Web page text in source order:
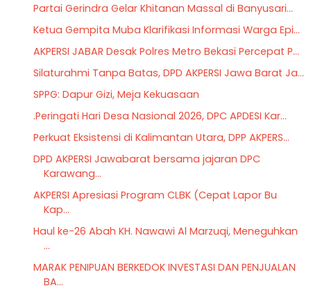
Partai Gerindra Gelar Khitanan Massal di Banyusari...
Ketua Gempita Muba Klarifikasi Informasi Warga Epi...
AKPERSI JABAR Desak Polres Metro Bekasi Percepat P...
Silaturahmi Tanpa Batas, DPD AKPERSI Jawa Barat Ja...
SPPG: Dapur Gizi, Meja Kekuasaan
.Peringati Hari Desa Nasional 2026, DPC APDESI Kar...
Perkuat Eksistensi di Kalimantan Utara, DPP AKPERS...
DPD AKPERSI Jawabarat bersama jajaran DPC
Karawang...
AKPERSI Apresiasi Program CLBK (Cepat Lapor Bu
Kap...
Haul ke-26 Abah KH. Nawawi Al Marzuqi, Meneguhkan
...
MARAK PENIPUAN BERKEDOK INVESTASI DAN PENJUALAN
BA...